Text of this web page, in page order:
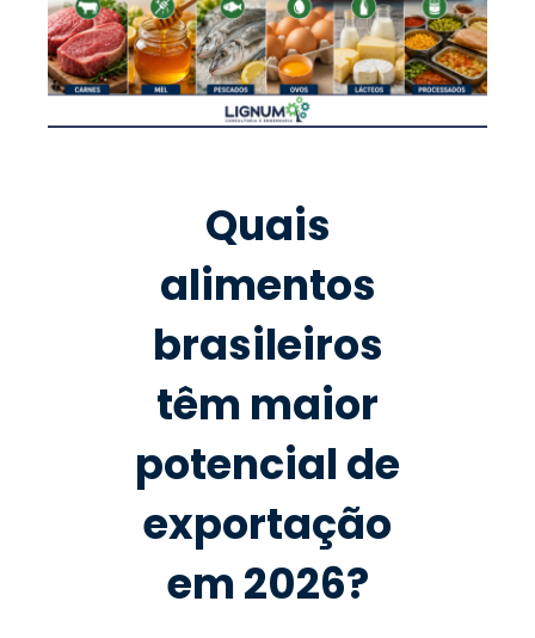
Quais
alimentos
brasileiros
têm maior
potencial de
exportação
em 2026?